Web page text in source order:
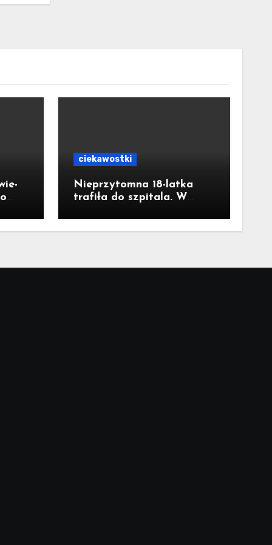
ciekawostki
Nieprzytomna 18-latka
trafiła do szpitala. W
stężenie czadu